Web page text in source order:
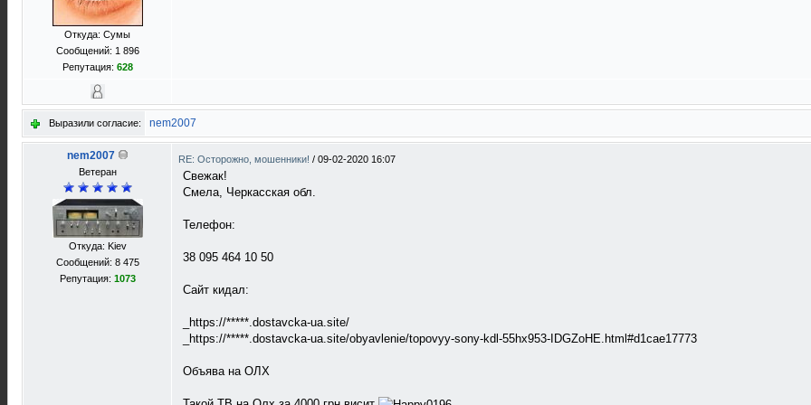
Откуда: Сумы
Сообщений: 1 896
Репутация: 628
Выразили согласие: nem2007
nem2007
Ветеран
Откуда: Kiev
Сообщений: 8 475
Репутация: 1073
RE: Осторожно, мошенники! / 09-02-2020 16:07
Свежак!
Смела, Черкасская обл.
Телефон:
38 095 464 10 50
Сайт кидал:
_https://*****.dostavcka-ua.site/
_https://*****.dostavcka-ua.site/obyavlenie/topovyy-sony-kdl-55hx953-IDGZoHE.html#d1cae17773
Объява на ОЛХ